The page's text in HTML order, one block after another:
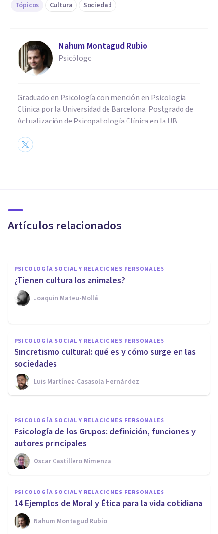
Tópicos Cultura Sociedad
Nahum Montagud Rubio
Psicólogo
Graduado en Psicología con mención en Psicología
Clínica por la Universidad de Barcelona. Postgrado de
Actualización de Psicopatología Clínica en la UB.
Artículos relacionados
comprendernos
PSICOLOGÍA SOCIAL Y RELACIONES PERSONALES
¿Tienen cultura los animales?
Joaquín Mateu-Mollá
PSICOLOGÍA SOCIAL Y RELACIONES PERSONALES
Sincretismo cultural: qué es y cómo surge en las
sociedades
Luis Martínez-Casasola Hernández
PSICOLOGÍA SOCIAL Y RELACIONES PERSONALES
¿Qué es la Psicología Social?
Bertrand Regader
PSICOLOGÍA SOCIAL Y RELACIONES PERSONALES
Psicología de los Grupos: definición, funciones y
autores principales
Oscar Castillero Mimenza
PSICOLOGÍA SOCIAL Y RELACIONES PERSONALES
14 Ejemplos de Moral y Ética para la vida cotidiana
Nahum Montagud Rubio